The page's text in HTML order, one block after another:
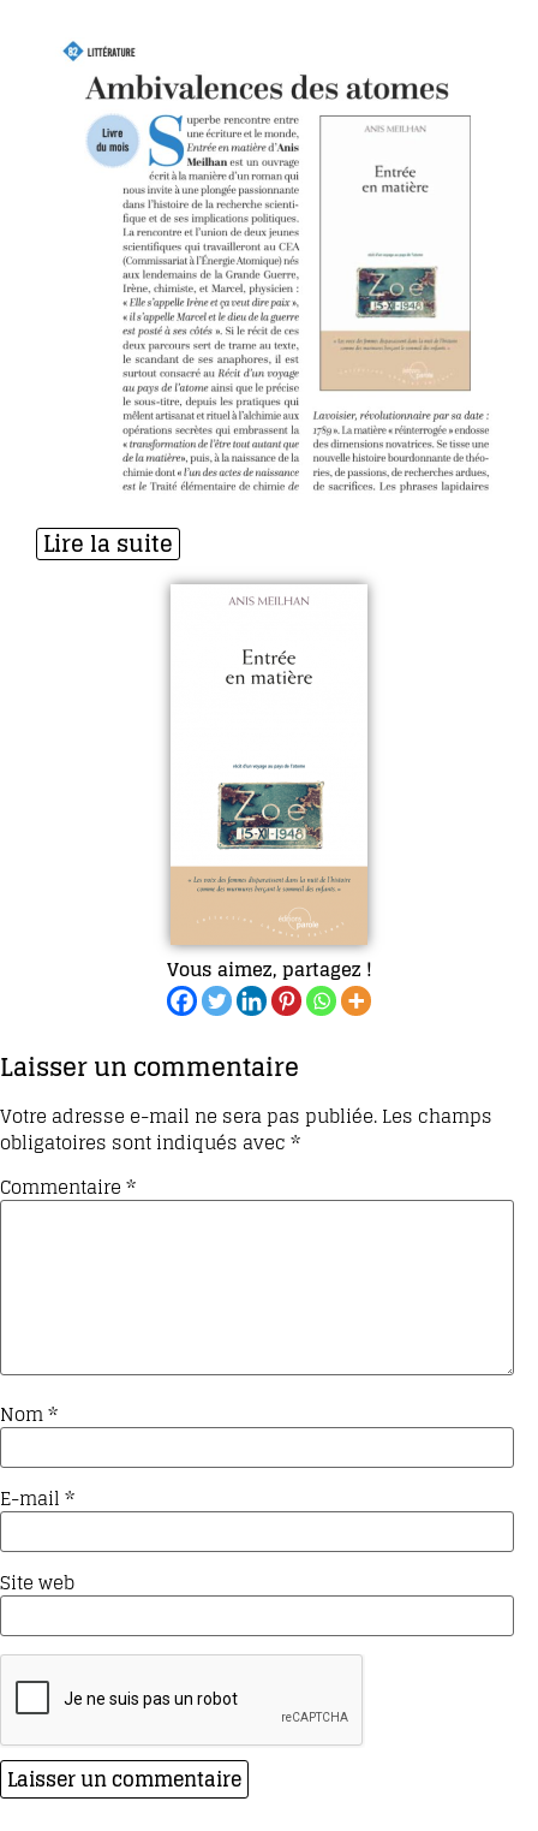
Lire la suite
Vous aimez, partagez !
Laisser un commentaire
Votre adresse e-mail ne sera pas publiée.Les champs
obligatoires sont indiqués avec*
Commentaire*
Nom*
E-mail*
Site web